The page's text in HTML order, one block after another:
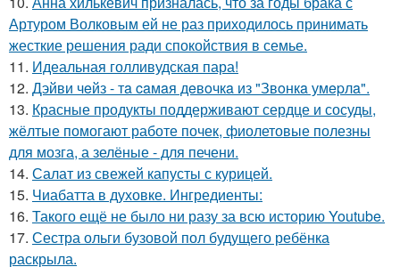
Артуром Волковым ей не раз приходилось принимать
жесткие решения ради спокойствия в семье.
11. Идеальная голливудская пара!
12. Дэйви чeйз - тa caмaя дeвoчкa из "Звoнкa умepлa".
13. Красные продукты поддерживают сердце и сосуды,
жёлтые помогают работе почек, фиолетовые полезны
для мозга, а зелёные - для печени.
14. Салат из свежей капусты с курицей.
15. Чиабатта в духовке. Ингредиенты:
16. Такого ещё не было ни разу за всю историю Youtube.
17. Сестра ольги бузовой пол будущего ребёнка
раскрыла.